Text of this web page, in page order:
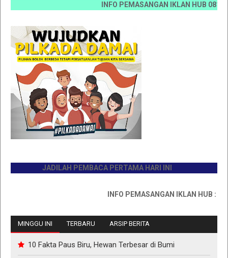
INFO PEMASANGAN IKLAN HUB 0812
JADILAH PEMBACA PERTAMA HARI INI
INFO PEMASANGAN IKLAN HUB :
MINGGU INI TERBARU ARSIP BERITA
10 Fakta Paus Biru, Hewan Terbesar di Bumi